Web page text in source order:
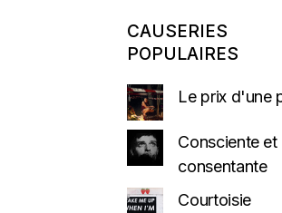
CAUSERIES
POPULAIRES
Le prix d'une
Consciente et
consentante
Courtoisie